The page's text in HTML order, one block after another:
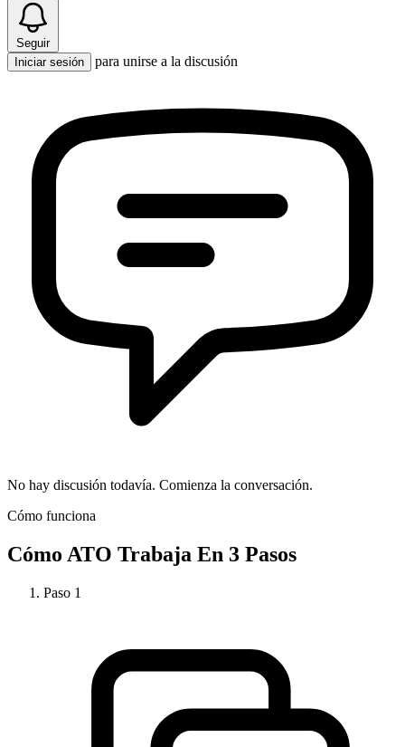
Seguir
Iniciar sesión
para unirse a la discusión
No hay discusión todavía. Comienza la conversación.
Cómo funciona
Cómo ATO Trabaja En 3 Pasos
Paso 1